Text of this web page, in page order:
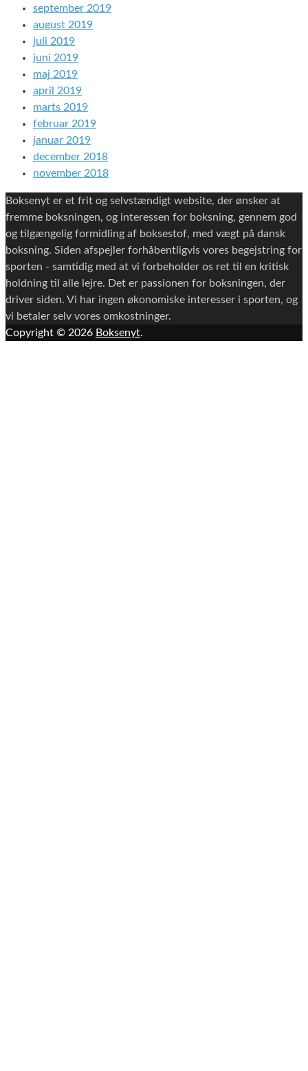
september 2019
august 2019
juli 2019
juni 2019
maj 2019
april 2019
marts 2019
februar 2019
januar 2019
december 2018
november 2018
Boksenyt er et frit og selvstændigt website, der ønsker at
fremme boksningen, og interessen for boksning, gennem god
og tilgængelig formidling af boksestof, med vægt på dansk
boksning. Siden afspejler forhåbentligvis vores begejstring for
sporten - samtidig med at vi forbeholder os ret til en kritisk
holdning til alle lejre. Det er passionen for boksningen, der
driver siden. Vi har ingen økonomiske interesser i sporten, og
vi betaler selv vores omkostninger.
Copyright © 2026 Boksenyt.